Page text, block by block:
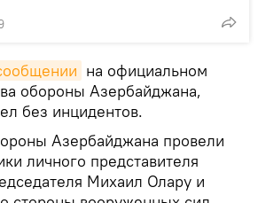
на официальном
обороны Азербайджана,
без инцидентов.
Азербайджана провели
личного представителя
Михаил Олару и